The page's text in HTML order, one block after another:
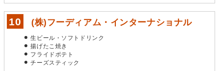
(株)フーディアム・インターナショナル
生ビール・ソフトドリンク
揚げたこ焼き
フライドポテト
チーズスティック